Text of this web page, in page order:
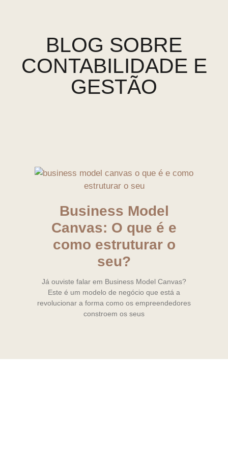
BLOG SOBRE
CONTABILIDADE E
GESTÃO
Business Model
Canvas: O que é e
como estruturar o
seu?
Já ouviste falar em Business Model Canvas?
Este é um modelo de negócio que está a
revolucionar a forma como os empreendedores
constroem os seus